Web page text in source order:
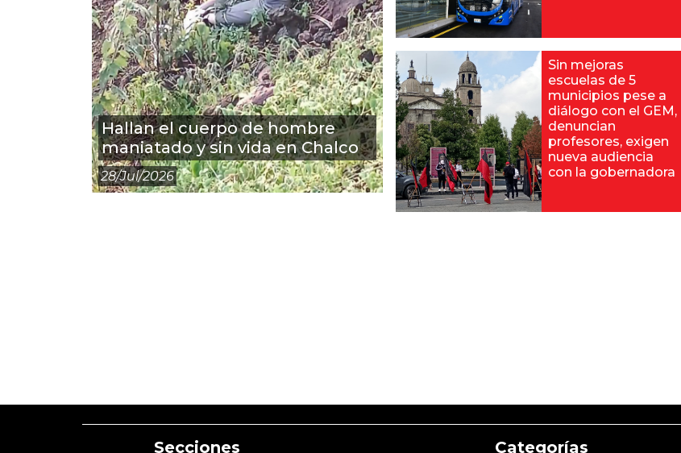
Hallan el cuerpo de hombre
maniatado y sin vida en Chalco
28/jul/2026
Sin mejoras
escuelas de 5
municipios pese a
diálogo con el GEM,
denuncian
profesores, exigen
nueva audiencia
con la gobernadora
Secciones Categorías